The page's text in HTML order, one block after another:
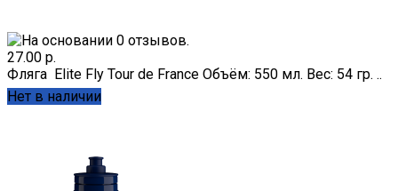
27.00 р.
Фляга Elite Fly Tour de France Объём: 550 мл. Вес: 54 гр. ..
Нет в наличии